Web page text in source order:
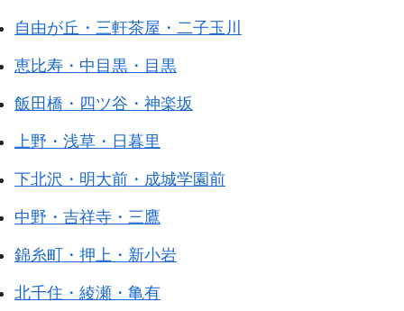
自由が丘・三軒茶屋・二子玉川
恵比寿・中目黒・目黒
飯田橋・四ツ谷・神楽坂
上野・浅草・日暮里
下北沢・明大前・成城学園前
中野・吉祥寺・三鷹
錦糸町・押上・新小岩
北千住・綾瀬・亀有